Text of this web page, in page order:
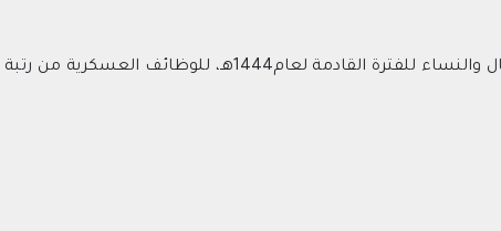
وزارة الدفاع تعلن فتح باب التجنيد الموحد للرجال والنساء